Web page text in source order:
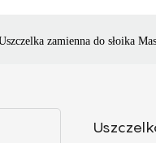
zamienna do słoika